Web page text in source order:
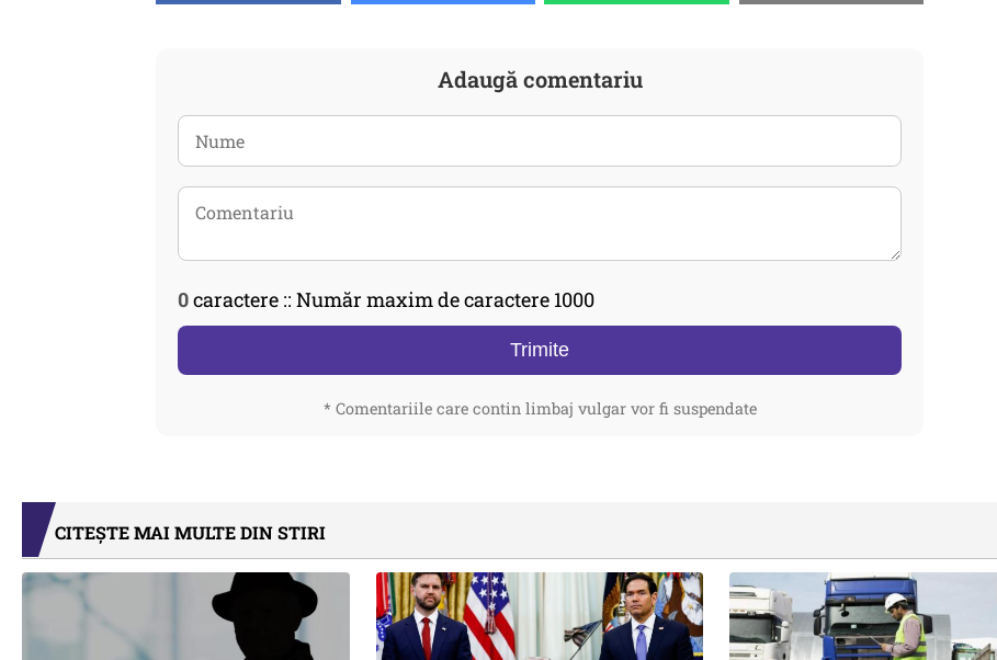
Adaugă comentariu
0caractere :: Număr maxim de caractere 1000
Trimite
* Comentariile care contin limbaj vulgar vor fi suspendate
CITEȘTE MAI MULTE DIN STIRI